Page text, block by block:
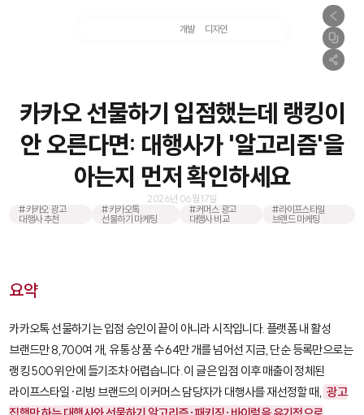
개발 디자인
카카오 선물하기 입점했는데 랭킹이
안 오른다면: 대행사가 '알고리즘'을
아는지 먼저 확인하세요
2026년 06월 17일
#카카오 광고
대행사 추천
#카카오톡
선물하기 마케팅
#커머스 광고
대행사 비교
#라이프스타일
브랜드 마케팅
요약
카카오톡 선물하기는 입점 승인이 끝이 아니라 시작입니다. 플랫폼 내 활성
브랜드만 8,700여 개, 유통 상품 수 64만 개를 넘어선 지금, 단순 등록만으로는
랭킹 500위 안에 들기조차 어렵습니다. 이 글은 입점 이후 매출이 정체된
라이프스타일·리빙 브랜드의 이커머스 담당자가 대행사를 재선정할 때, 광고